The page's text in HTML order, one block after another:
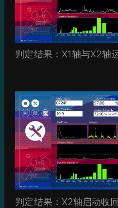
判定结果：X1轴与X2轴
判定结果：X2轴启动收